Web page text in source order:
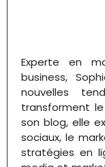
Experte en
business,
nouvelles
transforment
son blog, elle
sociaux, le
stratégies en